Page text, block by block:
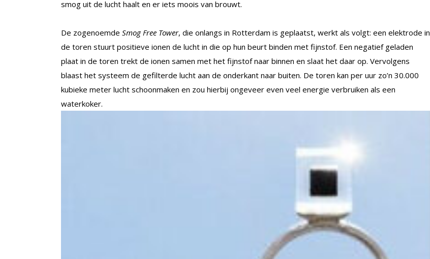
smog uit de lucht haalt en er iets moois van brouwt.
De zogenoemde Smog Free Tower, die onlangs in Rotterdam is geplaatst, werkt als volgt: een elektrode in
de toren stuurt positieve ionen de lucht in die op hun beurt binden met fijnstof. Een negatief geladen
plaat in de toren trekt de ionen samen met het fijnstof naar binnen en slaat het daar op. Vervolgens
blaast het systeem de gefilterde lucht aan de onderkant naar buiten. De toren kan per uur zo’n 30.000
kubieke meter lucht schoonmaken en zou hierbij ongeveer even veel energie verbruiken als een
waterkoker.